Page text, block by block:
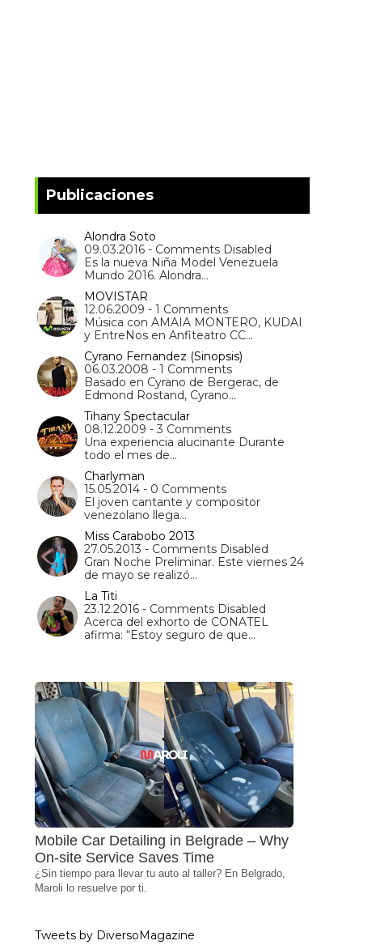
Publicaciones
Alondra Soto
09.03.2016 - Comments Disabled
Es la nueva Niña Model Venezuela
Mundo 2016. Alondra…
MOVISTAR
12.06.2009 - 1 Comments
Música con AMAIA MONTERO, KUDAI
y EntreNos en Anfiteatro CC…
Cyrano Fernandez (Sinopsis)
06.03.2008 - 1 Comments
Basado en Cyrano de Bergerac, de
Edmond Rostand, Cyrano…
Tihany Spectacular
08.12.2009 - 3 Comments
Una experiencia alucinante Durante
todo el mes de…
Charlyman
15.05.2014 - 0 Comments
El joven cantante y compositor
venezolano llega…
Miss Carabobo 2013
27.05.2013 - Comments Disabled
Gran Noche Preliminar. Este viernes 24
de mayo se realizó…
La Titi
23.12.2016 - Comments Disabled
Acerca del exhorto de CONATEL
afirma: “Estoy seguro de que…
Mobile Car Detailing in Belgrade – Why
On-site Service Saves Time
¿Sin tiempo para llevar tu auto al taller? En Belgrado,
Maroli lo resuelve por ti.
Tweets by DiversoMagazine